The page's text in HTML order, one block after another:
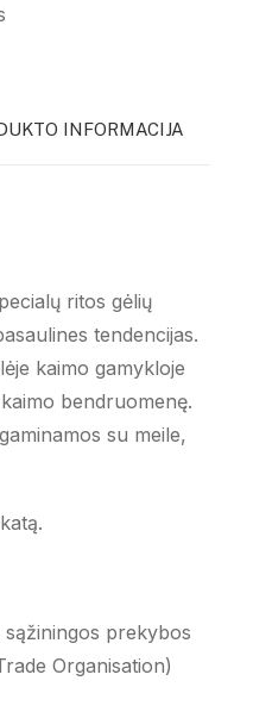
INFORMACIJA
ritos gėlių
tendencijas.
kaimo gamykloje
bendruomenę.
su meile,
prekybos
Organisation)